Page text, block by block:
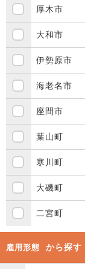
厚木市
大和市
伊勢原市
海老名市
座間市
葉山町
寒川町
大磯町
二宮町
雇用形態 から探す